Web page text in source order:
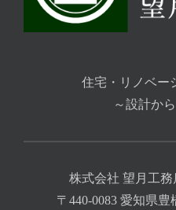
住宅・リノベー
～設計か
株式会社 望月工
〒440-0083 愛知県